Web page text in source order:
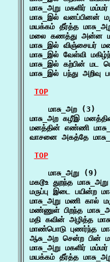
மாசு_அறு மகளிர்
மாசு_இல் வனப்பினன்
மயக்கம் தீர்த்த
மலை கணத்து அன்ன
மாசு_இல்
மாசு_இல் வேள்வி
மாசு_இல் கற்பின்
மாசு_இல் பந்து
TOP
    மாசு_அற (3)
மாசு_அற கழீஇ
மனத்தின் எண்ணி
வாசனை அகத்தே
TOP
    மாசு_அறு (9)
மகடூஉ துறந்த
மருப்பு இடை பயின்ற
மாசு_அறு மணி கால்
மண்ணுள் பிறந்த
மதி கவின் அழித்த
மாண்பொடு புணர்ந்த
ஆசு_அற சென்ற பின்
மாசு_அறு மகளிர்
மயக்கம் தீர்த்த